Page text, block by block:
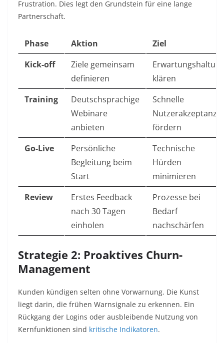
Frustration. Dies legt den Grundstein für eine lange
Partnerschaft.
Phase Aktion
Ziel
Kick-off
Ziele gemeinsam
definieren
klären
Training
Deutschsprachige
Webinare
anbieten
Schnelle
Nutzerakzeptanz
fördern
Go-Live
Persönliche
Begleitung beim
Start
Technische
Hürden
minimieren
Review
Erstes Feedback
nach 30 Tagen
einholen
Prozesse bei
Bedarf
nachschärfen
Strategie 2: Proaktives Churn-
Management
Kunden kündigen selten ohne Vorwarnung. Die Kunst
liegt darin, die frühen Warnsignale zu erkennen. Ein
Rückgang der Logins oder ausbleibende Nutzung von
Kernfunktionen sind kritische Indikatoren.